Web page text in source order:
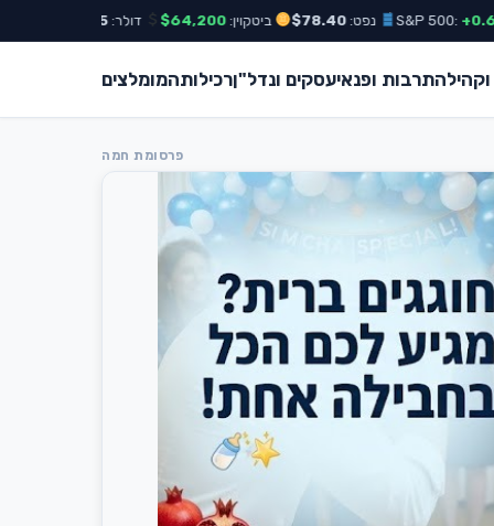
נפט:$78.40 ביטקוין:$64,200 דולר:₪3.65
וקהילהתרבות ופנאיעסקים ונדל"ןרכילותהמומלצים
פרסומת חמה